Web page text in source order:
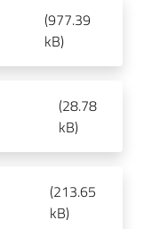
(977.39
kB)
(28.78
kB)
(213.65
kB)